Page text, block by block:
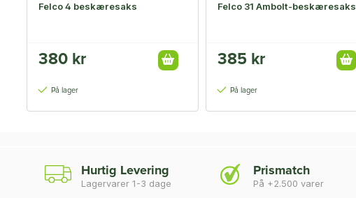
Felco 4 beskæresaks
380 kr
På lager
Felco 31 Ambolt-beskæresaks
385 kr
På lager
Hurtig Levering
Lagervarer 1-3 dage
Prismatch
På +2.500 varer